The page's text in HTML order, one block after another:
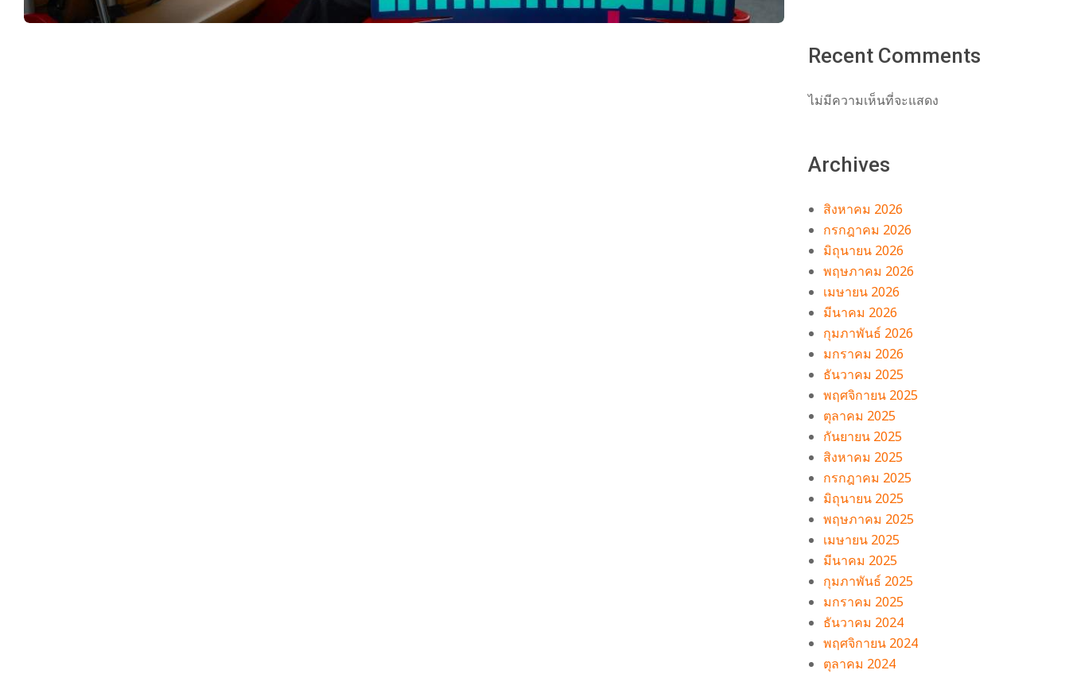
c Recent Comments
ไม่มีความเห็นที่จะแสดง
Archives
สิงหาคม 2026
กรกฎาคม 2026
มิถุนายน 2026
พฤษภาคม 2026
เมษายน 2026
มีนาคม 2026
กุมภาพันธ์ 2026
มกราคม 2026
ธันวาคม 2025
พฤศจิกายน 2025
ตุลาคม 2025
กันยายน 2025
สิงหาคม 2025
กรกฎาคม 2025
มิถุนายน 2025
พฤษภาคม 2025
เมษายน 2025
มีนาคม 2025
กุมภาพันธ์ 2025
มกราคม 2025
ธันวาคม 2024
พฤศจิกายน 2024
ตุลาคม 2024